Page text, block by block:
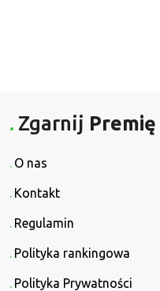
Zgarnij Premię
O nas
Kontakt
Regulamin
Polityka rankingowa
Polityka Prywatności